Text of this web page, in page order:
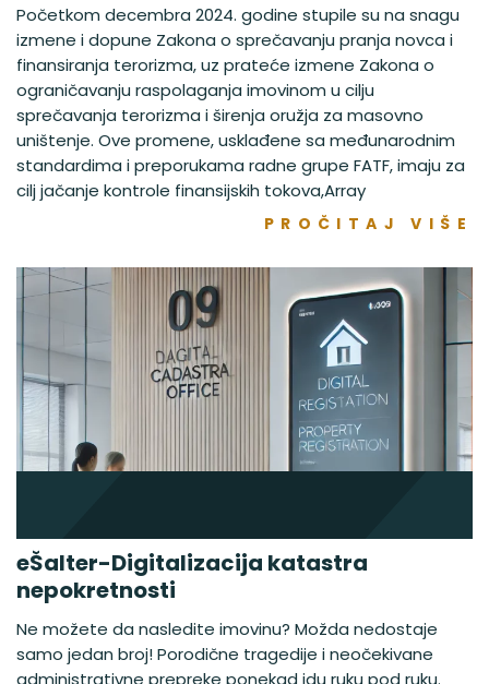
Početkom decembra 2024. godine stupile su na snagu
izmene i dopune Zakona o sprečavanju pranja novca i
finansiranja terorizma, uz prateće izmene Zakona o
ograničavanju raspolaganja imovinom u cilju
sprečavanja terorizma i širenja oružja za masovno
uništenje. Ove promene, usklađene sa međunarodnim
standardima i preporukama radne grupe FATF, imaju za
cilj jačanje kontrole finansijskih tokova,Array
PROČITAJ VIŠE
eŠalter-Digitalizacija katastra
nepokretnosti
Ne možete da nasledite imovinu? Možda nedostaje
samo jedan broj! Porodične tragedije i neočekivane
administrativne prepreke ponekad idu ruku pod ruku.